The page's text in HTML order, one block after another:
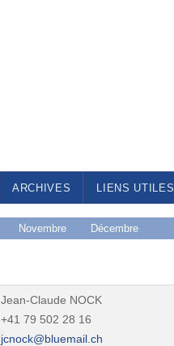
ARCHIVES LIENS UTILES
Novembre Décembre
Jean-Claude NOCK
+41 79 502 28 16
jcnock@bluemail.ch